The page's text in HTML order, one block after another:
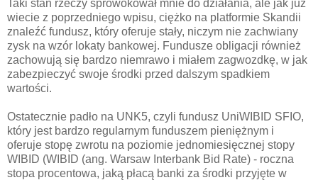
Taki stan rzeczy sprowokował mnie do działania, ale jak już
wiecie z poprzedniego wpisu, ciężko na platformie Skandii
znaleźć fundusz, który oferuje stały, niczym nie zachwiany
zysk na wzór lokaty bankowej. Fundusze obligacji również
zachowują się bardzo niemrawo i miałem zagwozdkę, w jak
zabezpieczyć swoje środki przed dalszym spadkiem
wartości.
Ostatecznie padło na UNK5, czyli fundusz UniWIBID SFIO,
który jest bardzo regularnym funduszem pieniężnym i
oferuje stopę zwrotu na poziomie jednomiesięcznej stopy
WIBID (WIBID (ang. Warsaw Interbank Bid Rate) - roczna
stopa procentowa, jaką płacą banki za środki przyjęte w